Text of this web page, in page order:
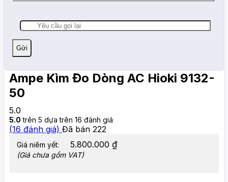
Ampe Kìm Đo Dòng AC Hioki 9132-
50
5.0
5.0 trên 5 dựa trên 16 đánh giá
(16 đánh giá) Đã bán 222
Giá niêm yết: 5.800.000 ₫
(Giá chưa gồm VAT)